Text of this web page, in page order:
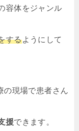
容体をジャンル
するようにして
の現場で患者さん
援できます。